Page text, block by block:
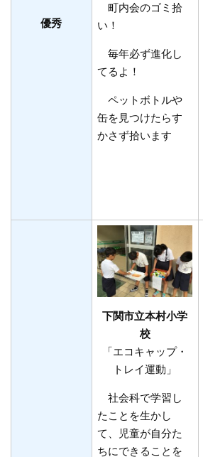
優秀
町内会のゴミ拾
い！
毎年必ず進化し
てるよ！
ペットボトルや
缶を見つけたらす
かさず拾います
下関市立本村小学
校​
「エコキャップ・
トレイ運動」
社会科で学習し
たことを生かし
て、児童が自分た
ちにできることを